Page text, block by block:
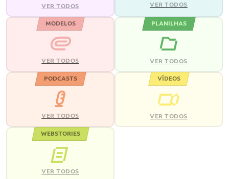
VER TODOS VER TODOS
MODELOS
VER TODOS
PLANILHAS
VER TODOS
PODCASTS
VER TODOS
VÍDEOS
VER TODOS
WEBSTORIES
VER TODOS